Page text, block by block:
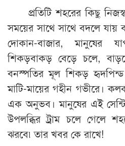
প্রতিটি শহরের কিছু
সময়ের সাথে সাথে বদলে যায়
দোকান-বাজার, মানুষের
শিকড়বাকড় বেড়ে চলে,
বনস্পতির মূল শিকড়
মাটি-মায়ের গহীন গভীরে।
এক অনুভব। মানুষের এই
উপলব্ধির ট্রাম চলে গেলে
ঝরবে৷ তার খবর কে রাখে!